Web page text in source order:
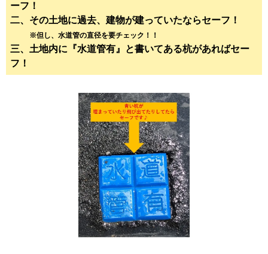
ーフ！
二、その土地に過去、建物が建っていたならセーフ！
※但し、水道管の直径を要チェック！！
三、土地内に『水道管有』と書いてある杭があればセー
フ！